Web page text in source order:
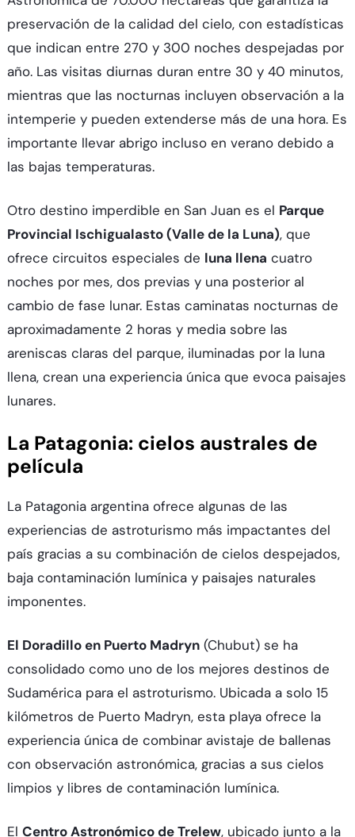
preservación de la calidad del cielo, con estadísticas
que indican entre 270 y 300 noches despejadas por
año. Las visitas diurnas duran entre 30 y 40 minutos,
mientras que las nocturnas incluyen observación a la
intemperie y pueden extenderse más de una hora. Es
importante llevar abrigo incluso en verano debido a
las bajas temperaturas.​
Otro destino imperdible en San Juan es el Parque
Provincial Ischigualasto (Valle de la Luna), que
ofrece circuitos especiales de luna llena cuatro
noches por mes, dos previas y una posterior al
cambio de fase lunar. Estas caminatas nocturnas de
aproximadamente 2 horas y media sobre las
areniscas claras del parque, iluminadas por la luna
llena, crean una experiencia única que evoca paisajes
lunares.​
La Patagonia: cielos australes de
película
La Patagonia argentina ofrece algunas de las
experiencias de astroturismo más impactantes del
país gracias a su combinación de cielos despejados,
baja contaminación lumínica y paisajes naturales
imponentes.​
El Doradillo en Puerto Madryn(Chubut) se ha
consolidado como uno de los mejores destinos de
Sudamérica para el astroturismo. Ubicada a solo 15
kilómetros de Puerto Madryn, esta playa ofrece la
experiencia única de combinar avistaje de ballenas
con observación astronómica, gracias a sus cielos
limpios y libres de contaminación lumínica.​
El Centro Astronómico de Trelew, ubicado junto a la